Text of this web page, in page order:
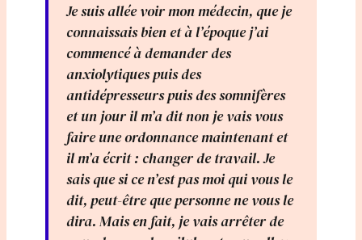
Je suis allée voir mon médecin, que je
connaissais bien et à l’époque j’ai
commencé à demander des
anxiolytiques puis des
antidépresseurs puis des somnifères
et un jour il m’a dit non je vais vous
faire une ordonnance maintenant et
il m’a écrit : changer de travail. Je
sais que si ce n’est pas moi qui vous le
dit, peut-être que personne ne vous le
dira. Mais en fait, je vais arrêter de